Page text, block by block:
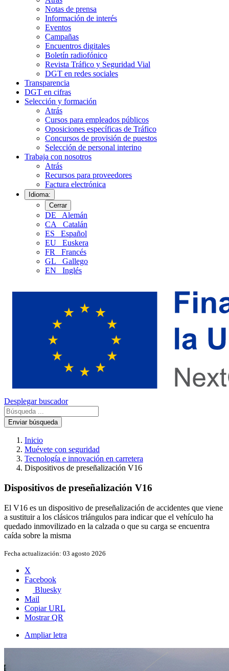
Notas de prensa
Información de interés
Eventos
Campañas
Encuentros digitales
Boletín radiofónico
Revista Tráfico y Seguridad Vial
DGT en redes sociales
Transparencia
DGT en cifras
Selección y formación
Atrás
Cursos para empleados públicos
Oposiciones específicas de Tráfico
Concursos de provisión de puestos
Selección de personal interino
Trabaja con nosotros
Atrás
Recursos para proveedores
Factura electrónica
Idioma:
Cerrar
DE
Alemán
CA
Catalán
ES
Español
EU
Euskera
FR
Francés
GL
Gallego
EN
Inglés
Desplegar buscador
Enviar búsqueda
Inicio
Muévete con seguridad
Tecnología e innovación en carretera
Dispositivos de preseñalización V16
Dispositivos de preseñalización V16
El V16 es un dispositivo de preseñalización de accidentes que viene
a sustituir a los clásicos triángulos para indicar que el vehículo ha
quedado inmovilizado en la calzada o que su carga se encuentra
caída sobre la misma
Fecha actualización: 03 agosto 2026
X
Facebook
Bluesky
Mail
Copiar URL
Mostrar QR
Ampliar letra